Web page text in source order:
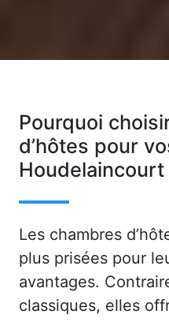
Pourquoi
d’hôtes pour
Houdelaincourt
Les chambres
plus prisées pour
avantages.
classiques, elles